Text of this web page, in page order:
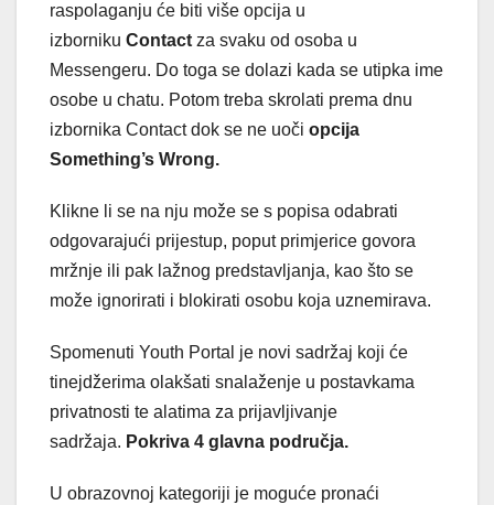
raspolaganju će biti više opcija u
izborniku Contact za svaku od osoba u
Messengeru. Do toga se dolazi kada se utipka ime
osobe u chatu. Potom treba skrolati prema dnu
izbornika Contact dok se ne uoči opcija
Something’s Wrong.
Klikne li se na nju može se s popisa odabrati
odgovarajući prijestup, poput primjerice govora
mržnje ili pak lažnog predstavljanja, kao što se
može ignorirati i blokirati osobu koja uznemirava.
Spomenuti Youth Portal je novi sadržaj koji će
tinejdžerima olakšati snalaženje u postavkama
privatnosti te alatima za prijavljivanje
sadržaja. Pokriva 4 glavna područja.
U obrazovnoj kategoriji je moguće pronaći